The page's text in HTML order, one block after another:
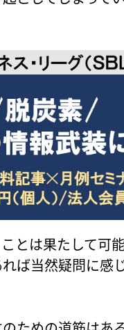
とは果たして可
ば当然疑問に感